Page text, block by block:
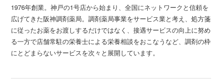
1976年創業。神戸の1号店から始まり、全国にネットワークと信頼を
広げてきた阪神調剤薬局。調剤薬局事業をサービス業と考え、処方箋
に従ったお薬をお渡しするだけではなく、接遇サービスの向上に努め
る一方で店舗常駐の栄養士による栄養相談をおこなうなど、調剤の枠
にとどまらないサービスを次々と展開しています。